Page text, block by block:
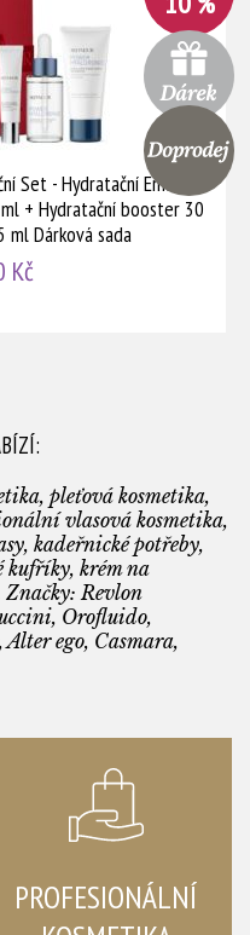
Set - Hydratační Emulze
+ Hydratační booster 30
ml Dárková sada
Kč
pleťová kosmetika,
vlasová kosmetika,
kadeřnické potřeby,
kufříky, krém na
Značky: Revlon
Orofluido,
ego, Casmara,
PROFESIONÁLNÍ